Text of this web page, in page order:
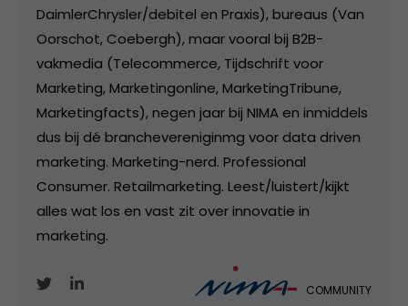
DaimlerChrysler/debitel en Praxis), bureaus (Van
Oorschot, Coebergh), maar vooral bij B2B-
vakmedia (Telecommerce, Tijdschrift voor
Marketing, Marketingonline, MarketingTribune,
Marketingfacts), negen jaar bij NIMA en inmiddels
dus bij dé branchevereniginmg voor data driven
marketing. Marketing-nerd. Professional
Consumer. Retailmarketing. Leest/luistert/kijkt
alles wat los en vast zit over innovatie in
marketing.
COMMUNITY